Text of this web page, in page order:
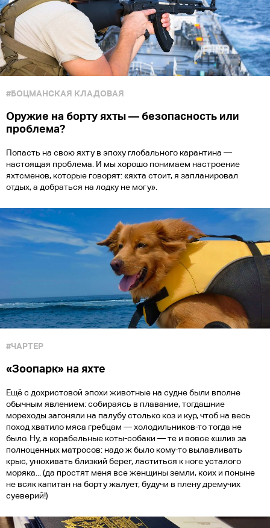
#БОЦМАНСКАЯ КЛАДОВАЯ
Оружие на борту яхты — безопасность или
проблема?
Попасть на свою яхту в эпоху глобального карантина —
настоящая проблема. И мы хорошо понимаем настроение
яхтсменов, которые говорят: «яхта стоит, я запланировал
отдых, а добраться на лодку не могу».
#ЧАРТЕР
«Зоопарк» на яхте
Ещё с дохристовой эпохи животные на судне были вполне
обычным явлением: собираясь в плавание, тогдашние
мореходы загоняли на палубу столько коз и кур, чтоб на весь
поход хватило мяса гребцам — холодильников-то тогда не
было. Ну, а корабельные коты-собаки — те и вовсе «шли» за
полноценных матросов: надо ж было кому-то вылавливать
крыс, унюхивать близкий берег, ластиться к ноге усталого
моряка... (да простят меня все женщины земли, коих и поныне
не всяк капитан на борту жалует, будучи в плену дремучих
суеверий!)